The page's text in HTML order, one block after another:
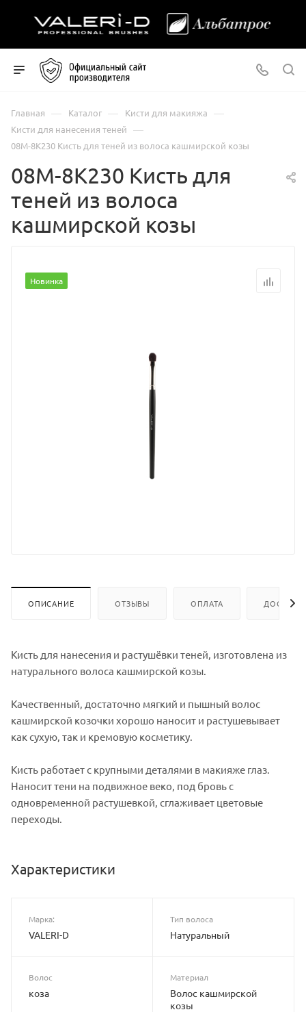
Главная — Каталог — Кисти для макияжа —
Кисти для нанесения теней —
08М-8К230 Кисть для теней из волоса кашмирской козы
08М-8К230 Кисть для
теней из волоса
кашмирской козы
Новинка
ОПИСАНИЕ ОТЗЫВЫ ОПЛАТА
Кисть для нанесения и растушёвки теней, изготовлена из
натурального волоса кашмирской козы.
Качественный, достаточно мягкий и пышный волос
кашмирской козочки хорошо наносит и растушевывает
как сухую, так и кремовую косметику.
Кисть работает с крупными деталями в макияже глаз.
Наносит тени на подвижное веко, под бровь с
одновременной растушевкой, сглаживает цветовые
переходы.
Характеристики
Марка:
VALERI-D
Тип волоса
Натуральный
Волос
коза
Материал
Волос кашмирской
козы